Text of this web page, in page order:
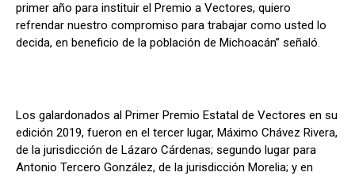
primer año para instituir el Premio a Vectores, quiero
refrendar nuestro compromiso para trabajar como usted lo
decida, en beneficio de la población de Michoacán” señaló.
Los galardonados al Primer Premio Estatal de Vectores en su
edición 2019, fueron en el tercer lugar, Máximo Chávez Rivera,
de la jurisdicción de Lázaro Cárdenas; segundo lugar para
Antonio Tercero González, de la jurisdicción Morelia; y en